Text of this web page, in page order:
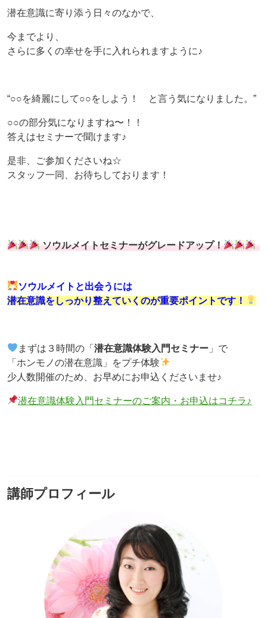
潜在意識に寄り添う日々のなかで、
今までより、
さらに多くの幸せを手に入れられますように♪
“○○を綺麗にして○○をしよう！ と言う気になりました。”
○○の部分気になりますね〜！！
答えはセミナーで聞けます♪
是非、ご参加くださいね☆
スタッフ一同、お待ちしております！
ソウルメイトセミナーがグレードアップ！
ソウルメイトと出会うには
潜在意識をしっかり整えていくのが重要ポイントです！
まずは３時間の「潜在意識体験入門セミナー 」で
「ホンモノの潜在意識」をプチ体験
少人数開催のため、お早めにお申込くださいませ♪
潜在意識体験入門セミナーのご案内・お申込はコチラ♪
講師プロフィール